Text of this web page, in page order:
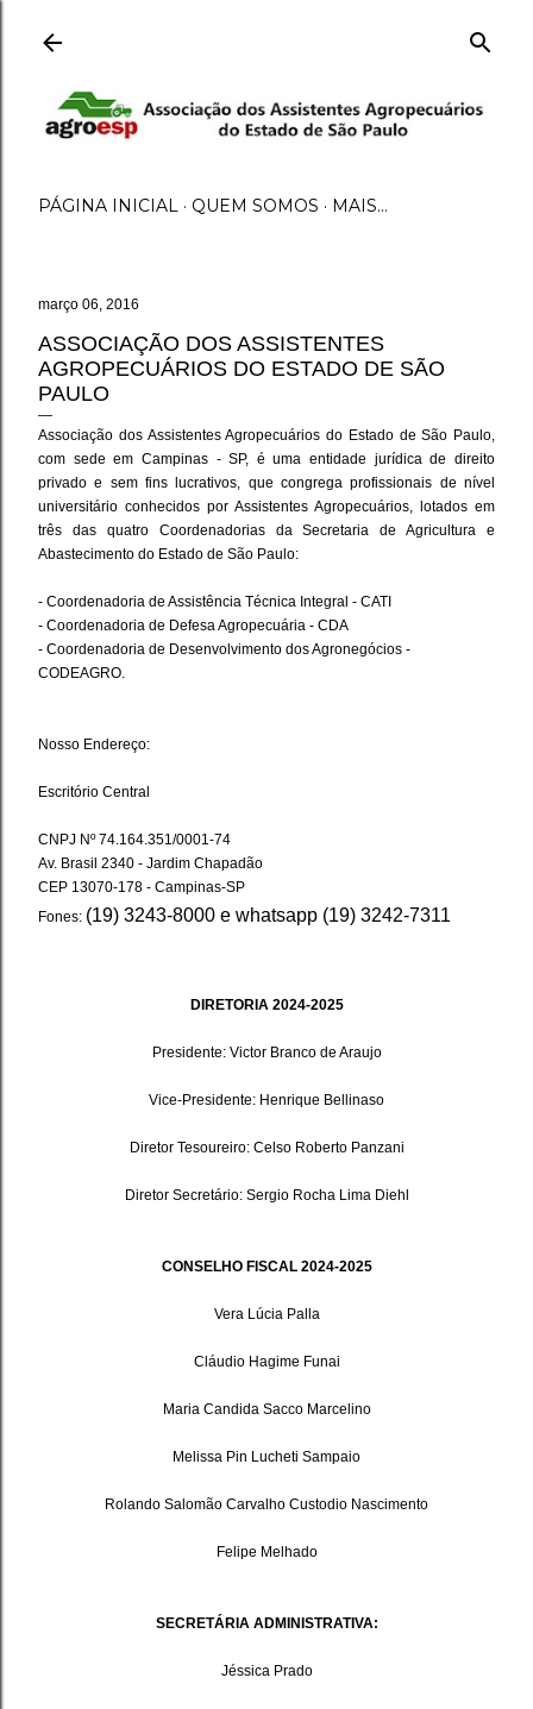
PÁGINA INICIAL QUEM SOMOS MAIS…
março 06, 2016
ASSOCIAÇÃO DOS ASSISTENTES
AGROPECUÁRIOS DO ESTADO DE SÃO
PAULO
Associação dos Assistentes Agropecuários do Estado de São Paulo,
com sede em Campinas - SP, é uma entidade jurídica de direito
privado e sem fins lucrativos, que congrega profissionais de nível
universitário conhecidos por Assistentes Agropecuários, lotados em
três das quatro Coordenadorias da Secretaria de Agricultura e
Abastecimento do Estado de São Paulo:
- Coordenadoria de Assistência Técnica Integral - CATI
- Coordenadoria de Defesa Agropecuária - CDA
- Coordenadoria de Desenvolvimento dos Agronegócios -
CODEAGRO.
Nosso Endereço:
Escritório Central
CNPJ Nº 74.164.351/0001-74
Av. Brasil 2340 - Jardim Chapadão
CEP 13070-178 - Campinas-SP
Fones: (19) 3243-8000 e whatsapp (19) 3242-7311
DIRETORIA 2024-2025
Presidente: Victor Branco de Araujo
Vice-Presidente: Henrique Bellinaso
Diretor Tesoureiro: Celso Roberto Panzani
Diretor Secretário: Sergio Rocha Lima Diehl
CONSELHO FISCAL 2024-2025
Vera Lúcia Palla
Cláudio Hagime Funai
Maria Candida Sacco Marcelino
Melissa Pin Lucheti Sampaio
Rolando Salomão Carvalho Custodio Nascimento
Felipe Melhado
SECRETÁRIA ADMINISTRATIVA:
Jéssica Prado